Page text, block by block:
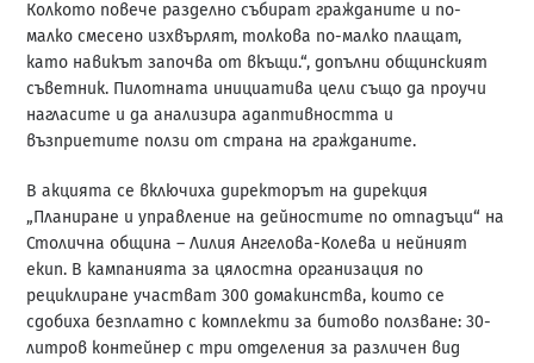
Колкото повече разделно събират гражданите и по-
малко смесено изхвърлят, толкова по-малко плащат,
като навикът започва от вкъщи.“, допълни общинският
съветник. Пилотната инициатива цели също да проучи
нагласите и да анализира адаптивността и
възприетите ползи от страна на гражданите.
В акцията се включиха директорът на дирекция
„Планиране и управление на дейностите по отпадъци“ на
Столична община – Лилия Ангелова-Колева и нейният
екип. В кампанията за цялостна организация по
рециклиране участват 300 домакинства, които се
сдобиха безплатно с комплекти за битово ползване: 30-
литров контейнер с три отделения за различен вид